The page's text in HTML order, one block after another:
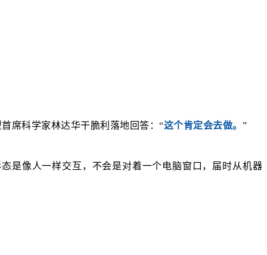
席科学家林达华干脆利落地回答：“这个肯定会去做。 ”
是像人一样交互，不会是对着一个电脑窗口，届时从机器